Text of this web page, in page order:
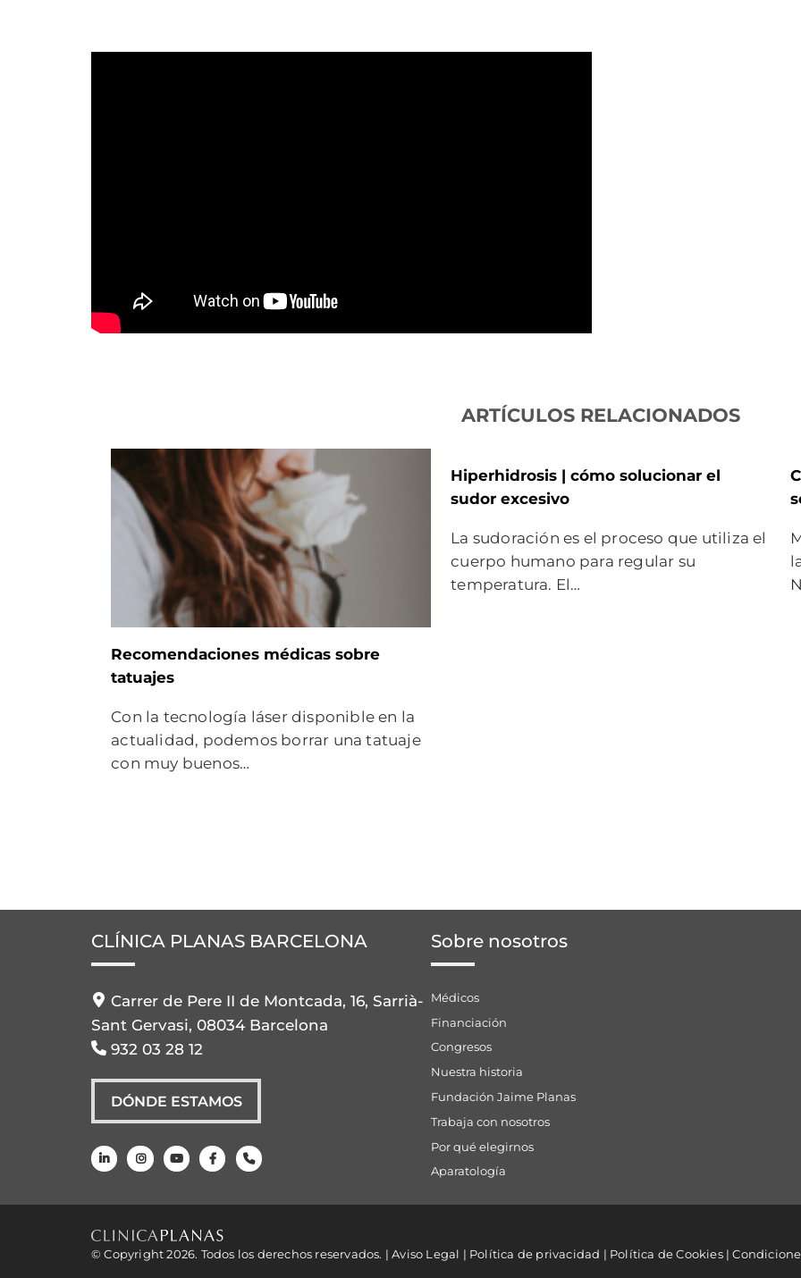
ARTÍCULOS RELACIONADOS
Recomendaciones médicas sobre
tatuajes
Con la tecnología láser disponible en la
actualidad, podemos borrar una tatuaje
con muy buenos…
Hiperhidrosis | cómo solucionar el
sudor excesivo
La sudoración es el proceso que utiliza el
cuerpo humano para regular su
temperatura. El…
CLÍNICA PLANAS BARCELONA
Carrer de Pere II de Montcada, 16, Sarrià-
Sant Gervasi, 08034 Barcelona
932 03 28 12
DÓNDE ESTAMOS
Sobre nosotros
Médicos
Financiación
Congresos
Nuestra historia
Fundación Jaime Planas
Trabaja con nosotros
Por qué elegirnos
Aparatología
© Copyright 2026. Todos los derechos reservados. |Aviso Legal | Política de privacidad | Política de Cookies|